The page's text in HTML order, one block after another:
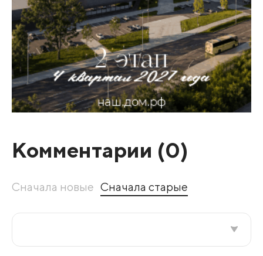
Комментарии (0)
Сначала новые Сначала старые